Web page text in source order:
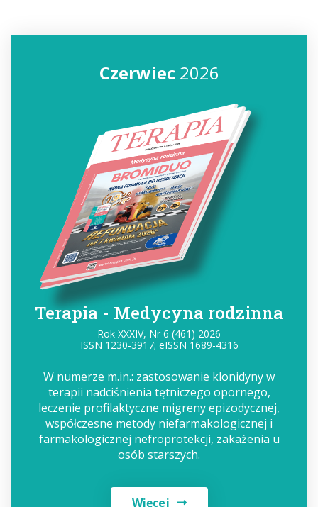
Czerwiec2026
Terapia - Medycyna rodzinna
Rok XXXIV, Nr 6 (461) 2026
ISSN 1230-3917; eISSN 1689-4316
W numerze m.in.: zastosowanie klonidyny w
terapii nadciśnienia tętniczego opornego,
leczenie profilaktyczne migreny epizodycznej,
współczesne metody niefarmakologicznej i
farmakologicznej nefroprotekcji, zakażenia u
osób starszych.
Więcej